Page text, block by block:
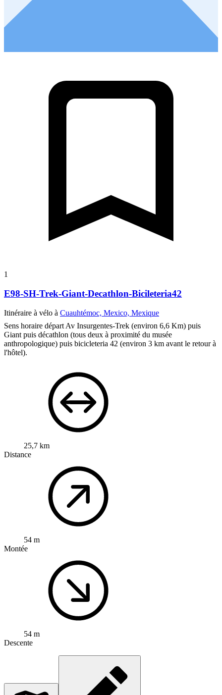
1
E98-SH-Trek-Giant-Decathlon-Bicileteria42
Itinéraire à vélo à Cuauhtémoc, Mexico, Mexique
Sens horaire départ Av Insurgentes-Trek (environ 6,6 Km) puis
Giant puis décathlon (tous deux à proximité du musée
anthropologique) puis bicicleteria 42 (environ 3 km avant le retour à
l'hôtel).
25,7 km
Distance
54 m
Montée
54 m
Descente